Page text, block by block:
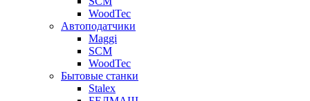
WoodTec
Автоподатчики
Maggi
SCM
WoodTec
Бытовые станки
Stalex